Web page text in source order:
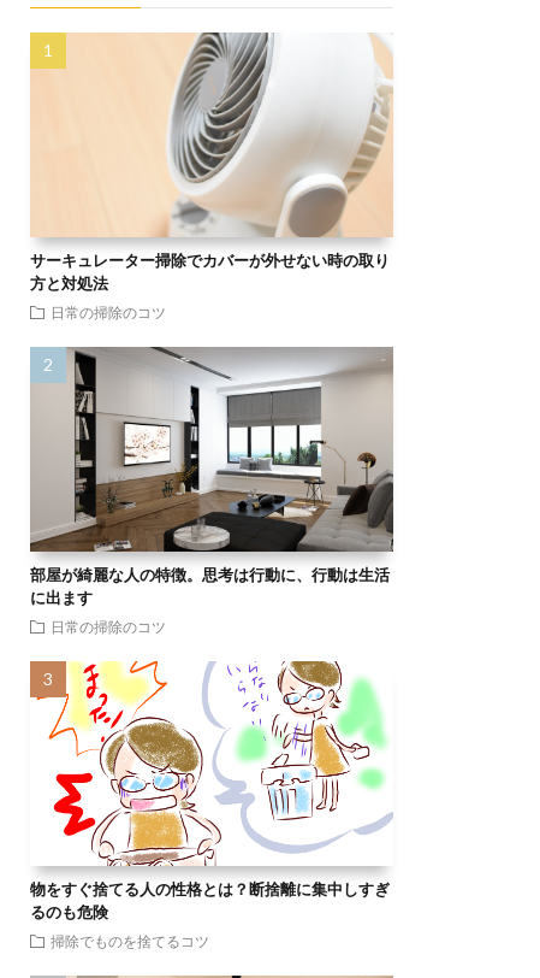
サーキュレーター掃除でカバーが外せない時の取り
方と対処法
日常の掃除のコツ
部屋が綺麗な人の特徴。思考は行動に、行動は生活
に出ます
日常の掃除のコツ
物をすぐ捨てる人の性格とは？断捨離に集中しすぎ
るのも危険
掃除でものを捨てるコツ